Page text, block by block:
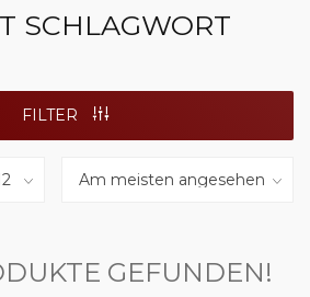
SCHLAGWORT
FILTER
GEFUNDEN!